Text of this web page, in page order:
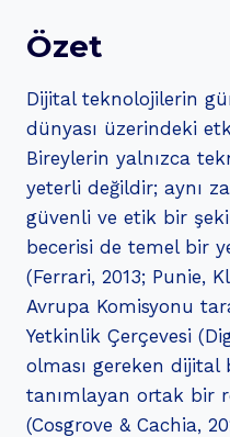
Özet
Dijital teknolojilerin
dünyası üzerindeki
Bireylerin yalnızca
yeterli değildir; aynı
güvenli ve etik bir
becerisi de temel bir
(Ferrari, 2013; Punie,
Avrupa Komisyonu
Yetkinlik Çerçevesi
olması gereken
tanımlayan ortak bir
(Cosgrove & Cachia,